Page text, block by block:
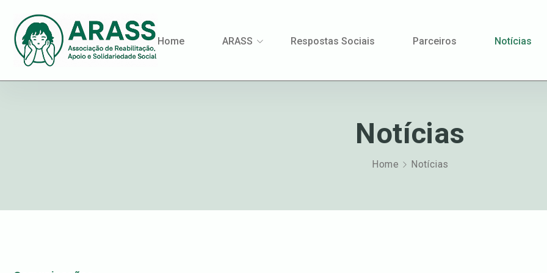
Home ARASS Respostas Sociais Parceiros Notícias
Notícias
Home Notícias
Top